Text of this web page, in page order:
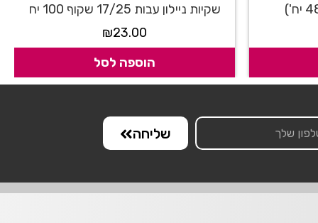
שקיות ניילון עבות 17/25 שקוף 100 יח
₪23.00
הוספה לסל
שליחה